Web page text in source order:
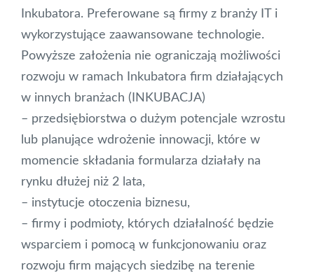
Inkubatora. Preferowane są firmy z branży IT i
wykorzystujące zaawansowane technologie.
Powyższe założenia nie ograniczają możliwości
rozwoju w ramach Inkubatora firm działających
w innych branżach (INKUBACJA)
– przedsiębiorstwa o dużym potencjale wzrostu
lub planujące wdrożenie innowacji, które w
momencie składania formularza działały na
rynku dłużej niż 2 lata,
– instytucje otoczenia biznesu,
– firmy i podmioty, których działalność będzie
wsparciem i pomocą w funkcjonowaniu oraz
rozwoju firm mających siedzibę na terenie